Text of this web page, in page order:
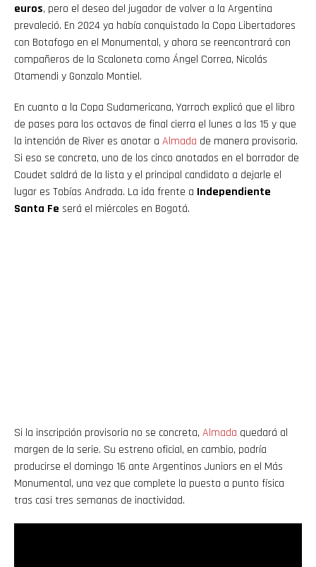
euros, pero el deseo del jugador de volver a la Argentina
prevaleció. En 2024 ya había conquistado la Copa Libertadores
con Botafogo en el Monumental, y ahora se reencontrará con
compañeros de la Scaloneta como Ángel Correa, Nicolás
Otamendi y Gonzalo Montiel.
En cuanto a la Copa Sudamericana, Yarroch explicó que el libro
de pases para los octavos de final cierra el lunes a las 15 y que
la intención de River es anotar a Almada de manera provisoria.
Si eso se concreta, uno de los cinco anotados en el borrador de
Coudet saldrá de la lista y el principal candidato a dejarle el
lugar es Tobías Andrada. La ida frente a Independiente
Santa Fe será el miércoles en Bogotá.
Si la inscripción provisoria no se concreta, Almada quedará al
margen de la serie. Su estreno oficial, en cambio, podría
producirse el domingo 16 ante Argentinos Juniors en el Más
Monumental, una vez que complete la puesta a punto física
tras casi tres semanas de inactividad.